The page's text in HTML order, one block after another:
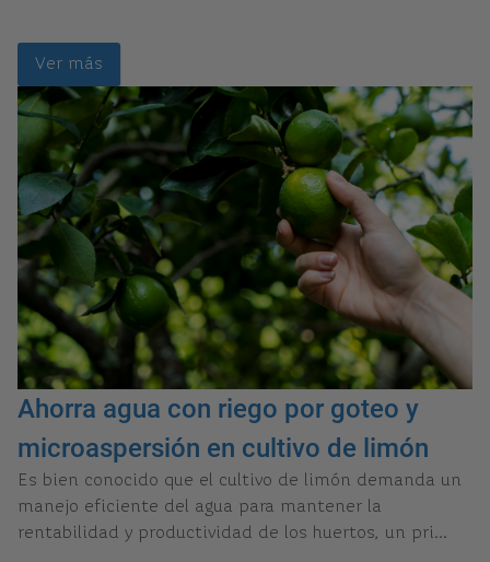
Ver más
Ahorra agua con riego por goteo y
microaspersión en cultivo de limón
Es bien conocido que el cultivo de limón demanda un
manejo eficiente del agua para mantener la
rentabilidad y productividad de los huertos, un pri...